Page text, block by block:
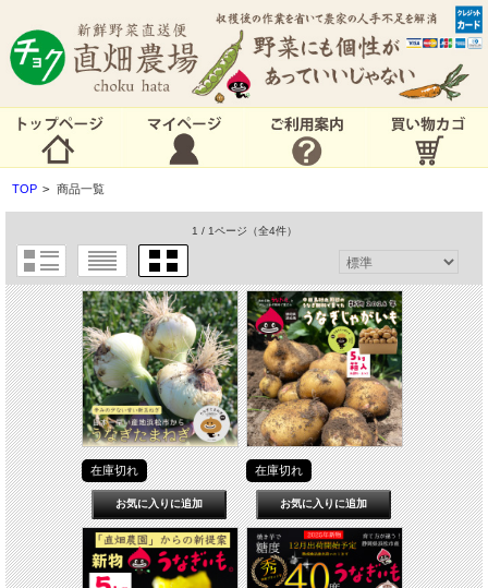
TOP > 商品一覧
1 / 1ページ （全4件）
在庫切れ 在庫切れ